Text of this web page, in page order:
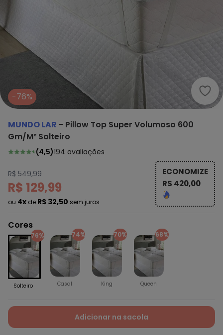
-76%
MUNDO LAR - Pillow Top Super Volumoso 600
Gm/M² Solteiro
(4,5)194 avaliações
R$ 549,99
R$ 129,99
ou 4x de R$ 32,50 sem juros
ECONOMIZE
R$ 420,00
Cores
76%
Solteiro
74%
Casal
70%
King
68%
Queen
Adicionar na sacola